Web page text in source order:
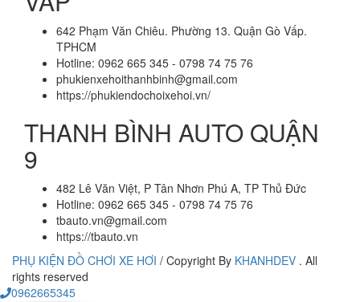
642 Phạm Văn Chiêu. Phường 13. Quận Gò Vấp.
TPHCM
Hotline: 0962 665 345 - 0798 74 75 76
phukienxehoithanhbinh@gmail.com
https://phukiendochoixehoi.vn/
THANH BÌNH AUTO QUẬN
9
482 Lê Văn Việt, P Tân Nhơn Phú A, TP Thủ Đức
Hotline: 0962 665 345 - 0798 74 75 76
tbauto.vn@gmail.com
https://tbauto.vn
PHỤ KIỆN ĐỒ CHƠI XE HƠI / Copyright By KHANHDEV . All
rights reserved
0962665345